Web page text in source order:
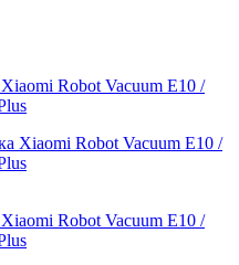
Robot Vacuum E10 /
Robot Vacuum E10 /